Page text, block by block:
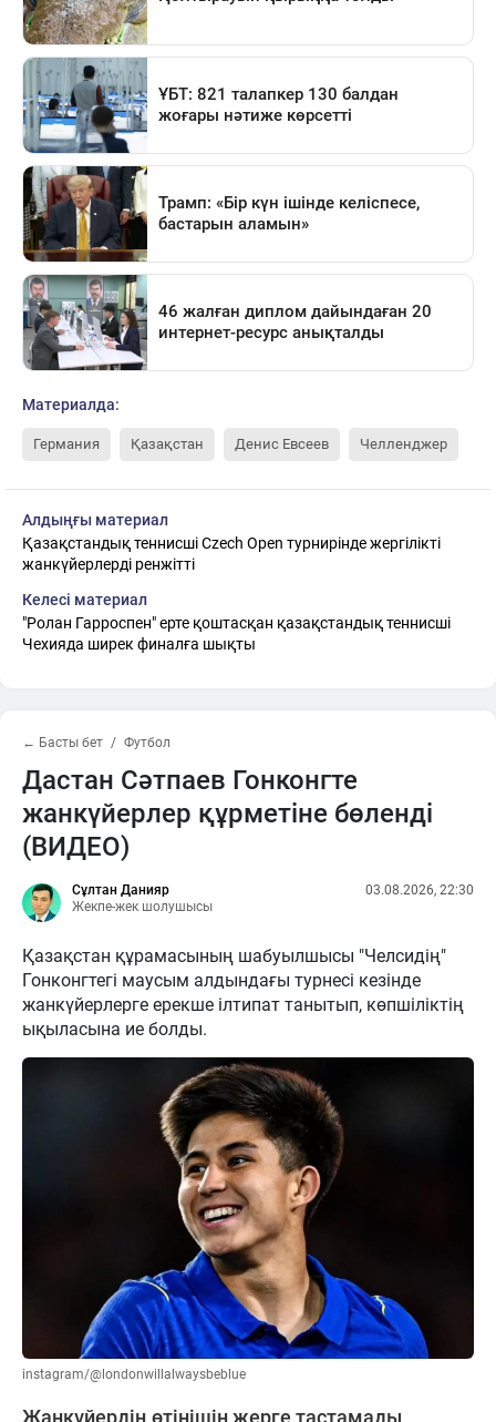
Материалда:
Германия Қазақстан Денис Евсеев Челленджер
Алдыңғы материал
Қазақстандық теннисші Czech Open турнирінде жергілікті
жанкүйерлерді ренжітті
Келесі материал
"Ролан Гарроспен" ерте қоштасқан қазақстандық теннисші
Чехияда ширек финалға шықты
← Басты бет Футбол
Дастан Сәтпаев Гонконгте
жанкүйерлер құрметіне бөленді
(ВИДЕО)
Сұлтан Данияр
Жекпе-жек шолушысы
03.08.2026, 22:30
Қазақстан құрамасының шабуылшысы "Челсидің"
Гонконгтегі маусым алдындағы турнесі кезінде
жанкүйерлерге ерекше ілтипат танытып, көпшіліктің
ықыласына ие болды.
instagram/@londonwillalwaysbeblue
Жанкүйердің өтінішін жерге тастамады